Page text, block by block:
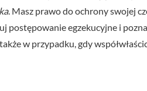
. Masz prawo do ochrony swojej
postępowanie egzekucyjne i
w przypadku, gdy